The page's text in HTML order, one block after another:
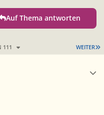
Auf Thema antworten
WEITER
111